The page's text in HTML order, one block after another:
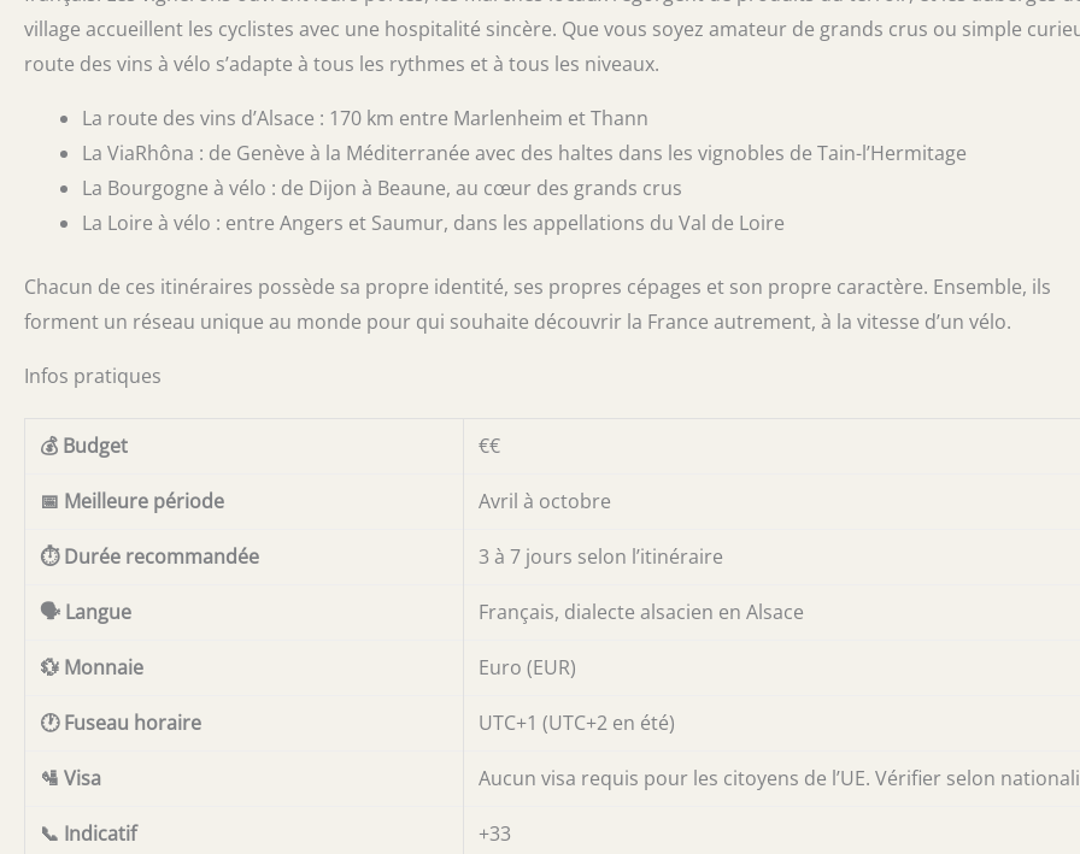
village accueillent les cyclistes avec une hospitalité sincère. Que vous soyez amateur de grands crus ou simple
route des vins à vélo s’adapte à tous les rythmes et à tous les niveaux.
La route des vins d’Alsace : 170 km entre Marlenheim et Thann
La ViaRhôna : de Genève à la Méditerranée avec des haltes dans les vignobles de Tain-l’Hermitage
La Bourgogne à vélo : de Dijon à Beaune, au cœur des grands crus
La Loire à vélo : entre Angers et Saumur, dans les appellations du Val de Loire
Chacun de ces itinéraires possède sa propre identité, ses propres cépages et son propre caractère. Ensemble, ils
forment un réseau unique au monde pour qui souhaite découvrir la France autrement, à la vitesse d’un vélo.
Infos pratiques
💰 Budget €€
📅 Meilleure période Avril à octobre
⏱️ Durée recommandée 3 à 7 jours selon l’itinéraire
🗣️ Langue Français, dialecte alsacien en Alsace
💱 Monnaie Euro (EUR)
🕐 Fuseau horaire UTC+1 (UTC+2 en été)
🛂 Visa Aucun visa requis pour les citoyens de l’UE. Vérifier selon
📞 Indicatif +33